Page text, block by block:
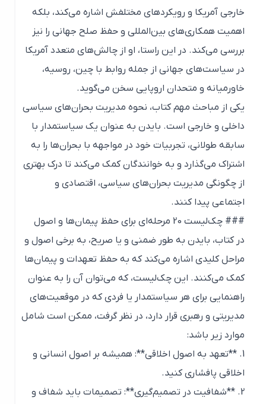
خارجی آمریکا و رویکردهای مختلفش اشاره می‌کند، بلکه
اهمیت همکاری‌های بین‌المللی و حفظ صلح جهانی را نیز
بررسی می‌کند. در این راستا، او از چالش‌های متعدد آمریکا
در سیاست‌های جهانی از جمله روابط با چین، روسیه،
خاورمیانه و متحدان اروپایی سخن می‌گوید.
یکی از مباحث مهم کتاب، نحوه مدیریت بحران‌های سیاسی
داخلی و خارجی است. بایدن به عنوان یک سیاستمدار با
سابقه طولانی، تجربیات خود در مواجهه با بحران‌ها را به
اشتراک می‌گذارد و به خوانندگان کمک می‌کند تا درک بهتری
از چگونگی مدیریت بحران‌های سیاسی، اقتصادی و
اجتماعی پیدا کنند.
### چک‌لیست 20 مرحله‌ای برای حفظ پیمان‌ها و اصول
در کتاب، بایدن به طور ضمنی و یا صریح، به برخی اصول و
مراحل کلیدی اشاره می‌کند که به حفظ تعهدات و پیمان‌ها
کمک می‌کنند. این چک‌لیست، که می‌توان آن را به عنوان
راهنمایی برای هر سیاستمدار یا فردی که در موقعیت‌های
مدیریتی و رهبری قرار دارد، در نظر گرفت، ممکن است شامل
موارد زیر باشد:
1. **تعهد به اصول اخلاقی**: همیشه بر اصول انسانی و
اخلاقی پافشاری کنید.
2. **شفافیت در تصمیم‌گیری**: تصمیمات باید شفاف و